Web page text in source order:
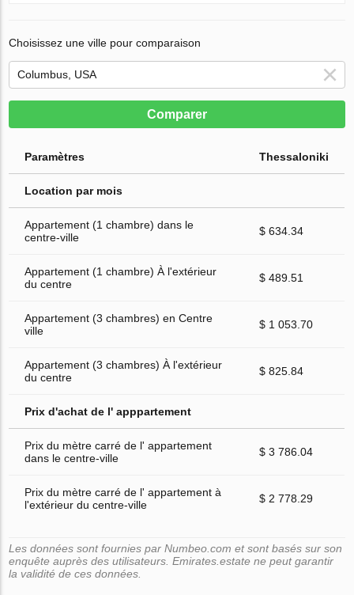
Choisissez une ville pour comparaison
Comparer
Paramètres Thessaloniki
Location par mois
Appartement (1 chambre) dans le
centre-ville
$ 634.34
Appartement (1 chambre) À l'extérieur
du centre
$ 489.51
Appartement (3 chambres) en Centre
ville
$ 1 053.70
Appartement (3 chambres) À l'extérieur
du centre
$ 825.84
Prix d'achat de l' apppartement
Prix du mètre carré de l' appartement
dans le centre-ville
$ 3 786.04
Prix du mètre carré de l' appartement à
l'extérieur du centre-ville
$ 2 778.29
Les données sont fournies par Numbeo.com et sont basés sur son
enquête auprès des utilisateurs. Emirates.estate ne peut garantir
la validité de ces données.